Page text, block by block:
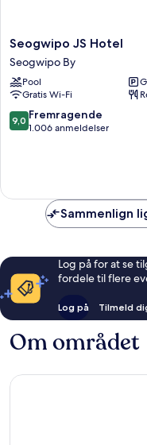
Seogwipo
JS
Hotel
Seogwipo
By
Seogwipo JS Hotel
Seogwipo By
Pool
Gratis Wi-Fi
9.0
ud
anmeldelser
9,0 Fremragende
1.006 anmeldelser
Sammenlign
Log på for at se
fordele til flere
Log på Tilmeld
Om området